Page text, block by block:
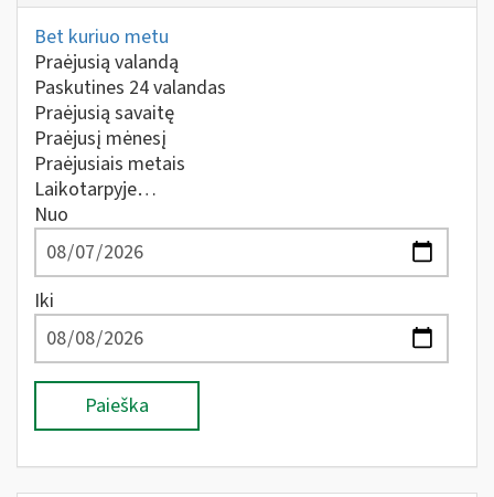
Bet kuriuo metu
Praėjusią valandą
Paskutines 24 valandas
Praėjusią savaitę
Praėjusį mėnesį
Praėjusiais metais
Laikotarpyje…
Nuo
Iki
Paieška